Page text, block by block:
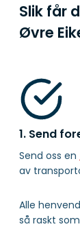
Slik får
Øvre
1. Send
Send oss en
av
Alle
så raskt